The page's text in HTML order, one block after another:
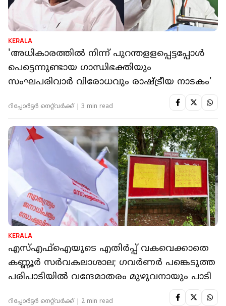
KERALA
'അധികാരത്തിൽ നിന്ന് പുറന്തളളപ്പെട്ടപ്പോൾ
പെട്ടെന്നുണ്ടായ ഗാന്ധിഭക്തിയും
സംഘപരിവാർ വിരോധവും രാഷ്ട്രീയ നാടകം'
റിപ്പോർട്ടർ നെറ്റ്‌വര്‍ക്ക്‌ 3 min read
KERALA
എസ്എഫ്‌ഐയുടെ എതിർപ്പ് വകവെക്കാതെ
കണ്ണൂർ സർവകലാശാല; ഗവർണർ പങ്കെടുത്ത
പരിപാടിയിൽ വന്ദേമാതരം മുഴുവനായും പാടി
റിപ്പോർട്ടർ നെറ്റ്‌വര്‍ക്ക്‌ 2 min read